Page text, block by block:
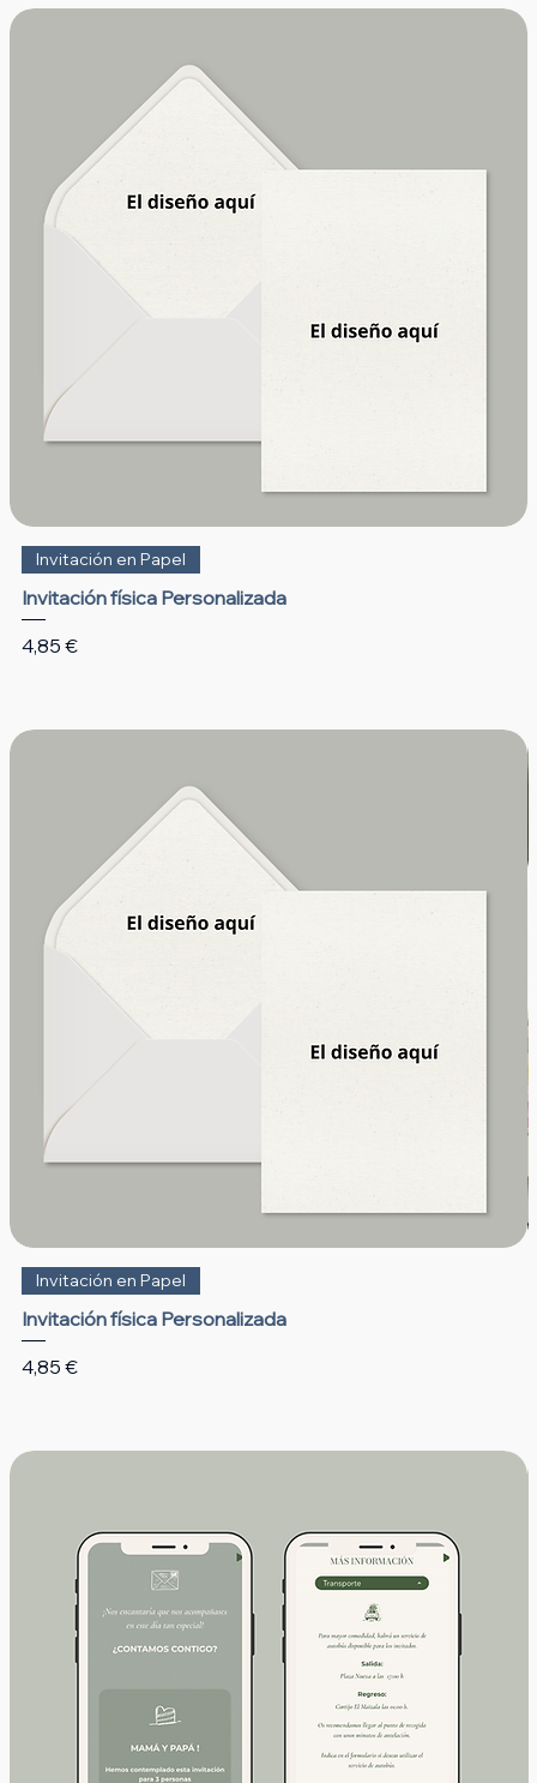
Invitación en Papel
Invitación física Personalizada
Precio
4,85 €
Invitación en Papel
Invitación física Personalizada
Precio
4,85 €